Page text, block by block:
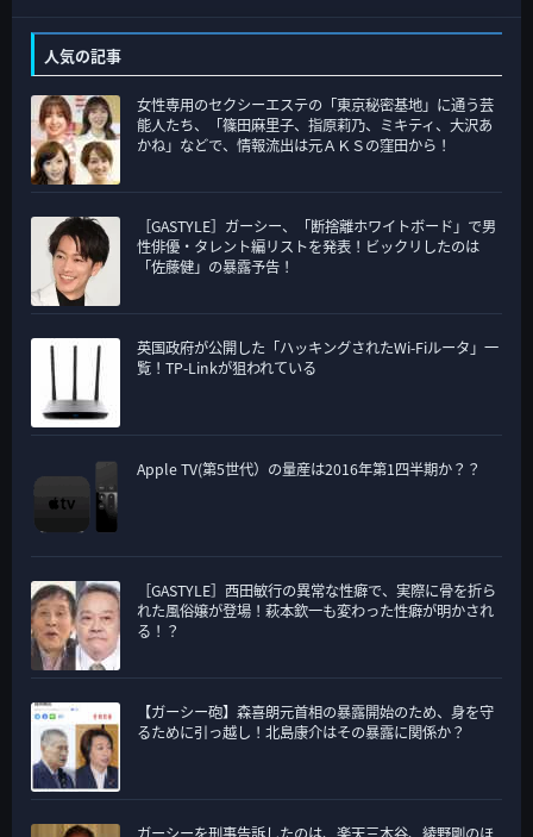
リ
ー
人気の記事
女性専用のセクシーエステの「東京秘密基地」に通う芸
能人たち、「篠田麻里子、指原莉乃、ミキティ、大沢あ
かね」などで、情報流出は元ＡＫＳの窪田から！
［GASTYLE］ガーシー、「断捨離ホワイトボード」で男
性俳優・タレント編リストを発表！ビックリしたのは
「佐藤健」の暴露予告！
英国政府が公開した「ハッキングされたWi-Fiルータ」一
覧！TP-Linkが狙われている
Apple TV(第5世代）の量産は2016年第1四半期か？？
［GASTYLE］西田敏行の異常な性癖で、実際に骨を折ら
れた風俗嬢が登場！萩本欽一も変わった性癖が明かされ
る！？
【ガーシー砲】森喜朗元首相の暴露開始のため、身を守
るために引っ越し！北島康介はその暴露に関係か？